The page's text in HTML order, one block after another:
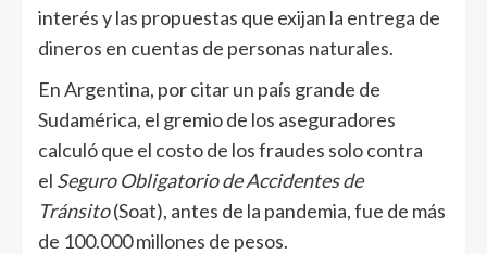
interés y las propuestas que exijan la entrega de
dineros en cuentas de personas naturales.
En Argentina, por citar un país grande de
Sudamérica, el gremio de los aseguradores
calculó que el costo de los fraudes solo contra
el Seguro Obligatorio de Accidentes de
Tránsito(Soat), antes de la pandemia, fue de más
de 100.000 millones de pesos.